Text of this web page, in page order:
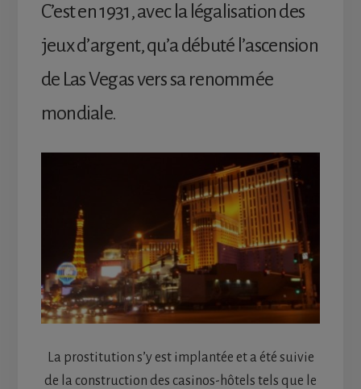
C’est en 1931, avec la légalisation des
jeux d’argent, qu’a débuté l’ascension
de Las Vegas vers sa renommée
mondiale.
La prostitution s’y est implantée et a été suivie
de la construction des casinos-hôtels tels que le